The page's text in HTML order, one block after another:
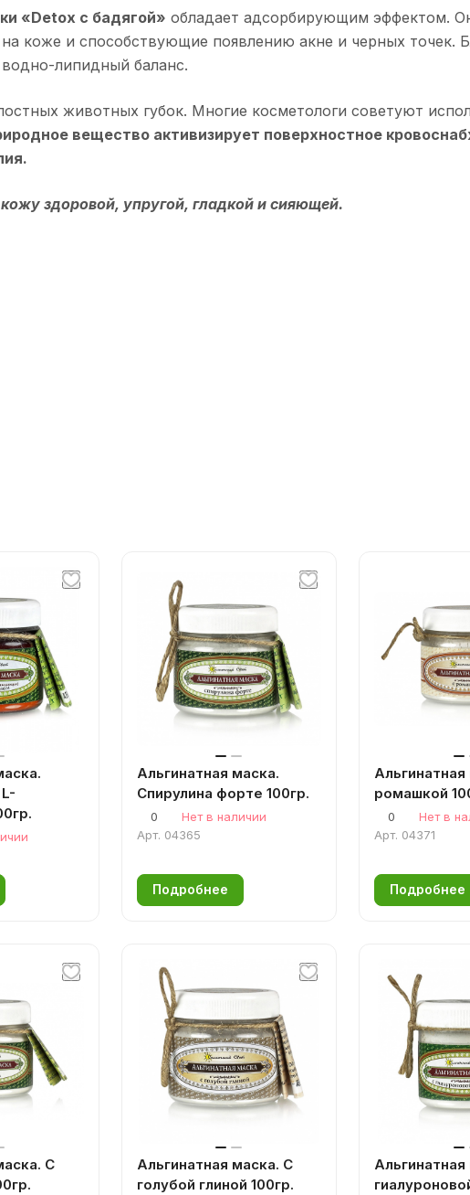
«Detox с бадягой» обладает адсорбирующим эффектом.
коже и способствующие появлению акне и черных точек.
липидный баланс.
животных губок. Многие косметологи советуют
вещество активизирует поверхностное
здоровой, упругой, гладкой и сияющей.
Альгинатная маска.
Спирулина форте 100гр.
0
Нет в наличии
Арт. 04365
Подробнее
ромашкой
0
Нет в
Арт. 04371
Подробнее
С
Альгинатная маска. С
голубой глиной 100гр.